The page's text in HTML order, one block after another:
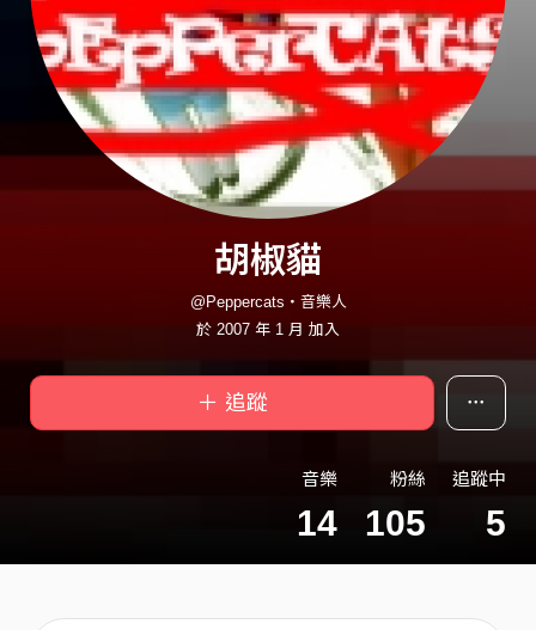
胡椒貓
@Peppercats・音樂人
於 2007 年 1 月 加入
＋ 追蹤
音樂
14
粉絲
105
追蹤中
5